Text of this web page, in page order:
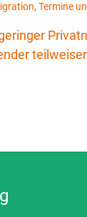
, Termine